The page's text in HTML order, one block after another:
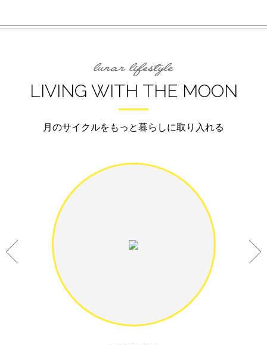
LIVING WITH THE MOON
月のサイクルをもっと暮らしに取り入れる